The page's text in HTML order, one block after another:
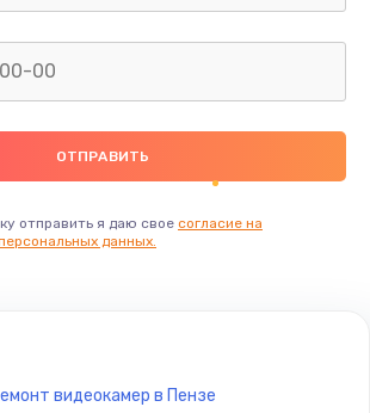
отправить я даю свое согласие на
данных.
видеокамер в Пензе